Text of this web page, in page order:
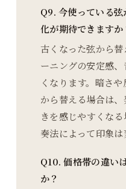
Q9. 今使っている
化が期待できますか
古くなった弦から
ーニングの安定感
くなります。暗さ
から替える場合は
きを感じやすくな
奏法によって印象は
Q10. 価格帯の違い
か？